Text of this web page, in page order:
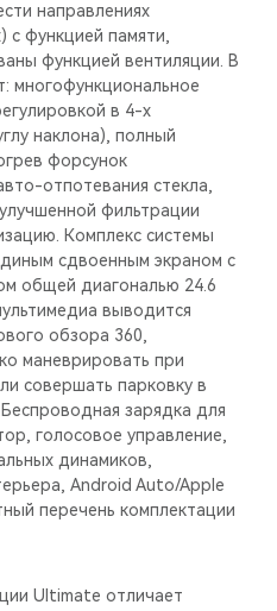
направлениях
с функцией памяти,
функцией вентиляции. В
многофункциональное
в 4-х
наклона), полный
форсунок
отпотевания стекла,
фильтрации
Комплекс системы
сдвоенным экраном с
общей диагональю 24.6
выводится
обзора 360,
маневрировать при
совершать парковку в
зарядка для
голосовое управление,
динамиков,
Android Auto/Apple
перечень комплектации
Ultimate отличает